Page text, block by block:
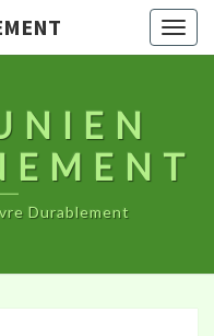
Durablement